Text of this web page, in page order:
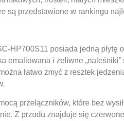
są przedstawione w rankingu
HP700S11 posiada jedną
emaliowana i żeliwne
łatwo zmyć z resztek
przełączników, które bez
Z przodu znajduje się